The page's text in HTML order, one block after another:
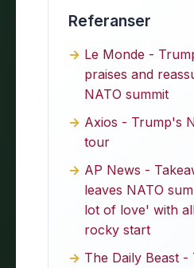
Referanser
Le Monde -
praises and
NATO summit
Axios - Trump's
tour
AP News -
leaves NATO
lot of love' with
rocky start
The Daily Beast